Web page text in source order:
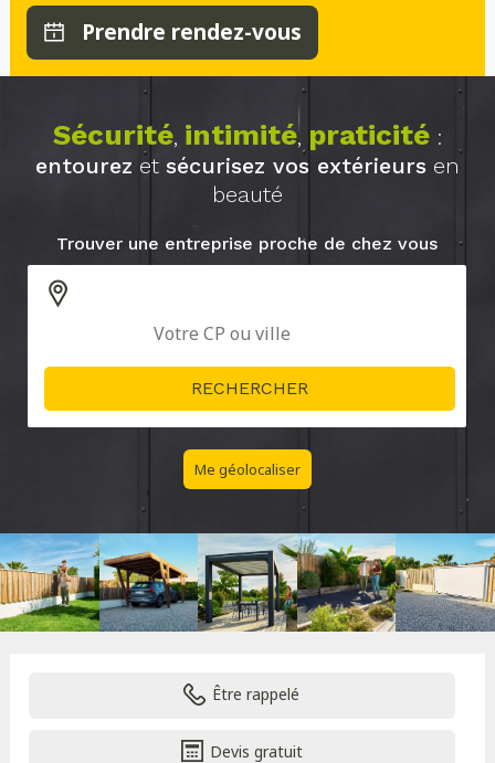
Prendre rendez-vous
Sécurité, intimité, praticité:
entourez et sécurisez vos extérieurs en
beauté
Trouver une entreprise proche de chez vous
Me géolocaliser
Être rappelé
Devis gratuit